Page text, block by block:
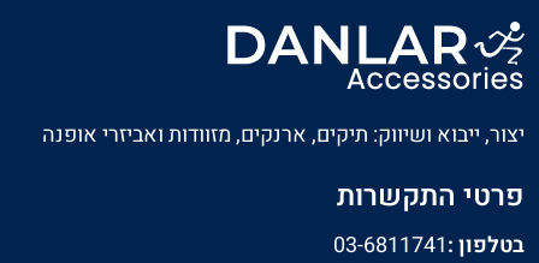
יצור, ייבוא ושיווק: תיקים, ארנקים, מזוודות ואביזרי אופנה
פרטי התקשרות
בטלפון :03-6811741